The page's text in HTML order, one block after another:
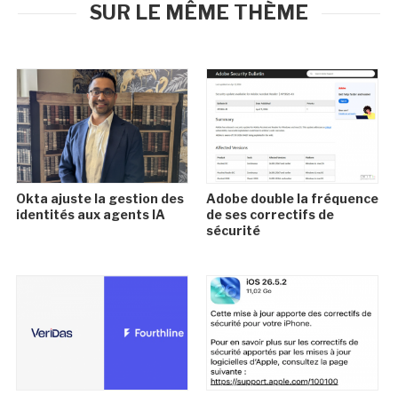
SUR LE MÊME THÈME
Okta ajuste la gestion des
identités aux agents IA
Adobe double la fréquence
de ses correctifs de
sécurité